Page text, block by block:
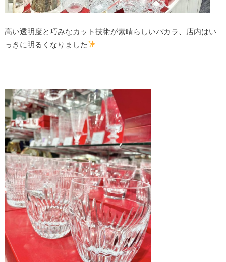
高い透明度と巧みなカット技術が素晴らしいバカラ、店内はい
っきに明るくなりました